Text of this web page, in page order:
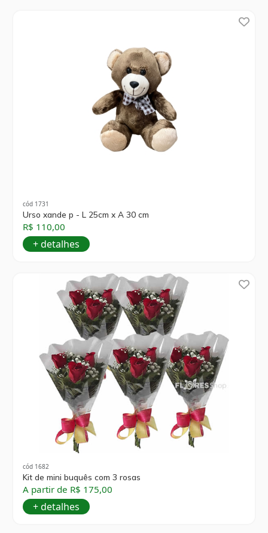
cód 1731
Urso xande p - L 25cm x A 30 cm
R$ 110,00
+ detalhes
cód 1682
Kit de mini buquês com 3 rosas
A partir de R$ 175,00
+ detalhes